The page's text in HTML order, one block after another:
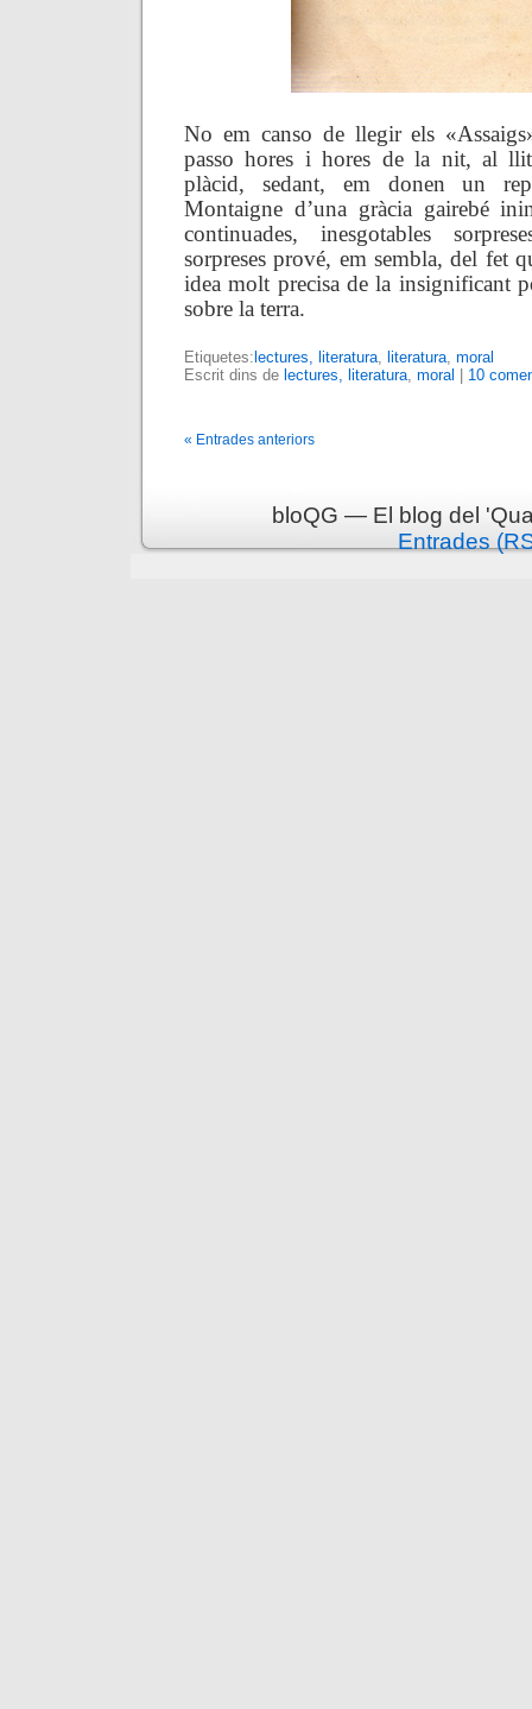
No em canso de llegir els
passo hores i hores de la nit, al
plàcid, sedant, em donen un
Montaigne d’una gràcia gairebé
continuades, inesgotables
sorpreses prové, em sembla, del fet
idea molt precisa de la insignificant
sobre la terra.
Etiquetes: lectures, literatura, literatura, moral
Escrit dins de lectures, literatura, moral 10
« Entrades anteriors
bloQG — El blog del
Entrades